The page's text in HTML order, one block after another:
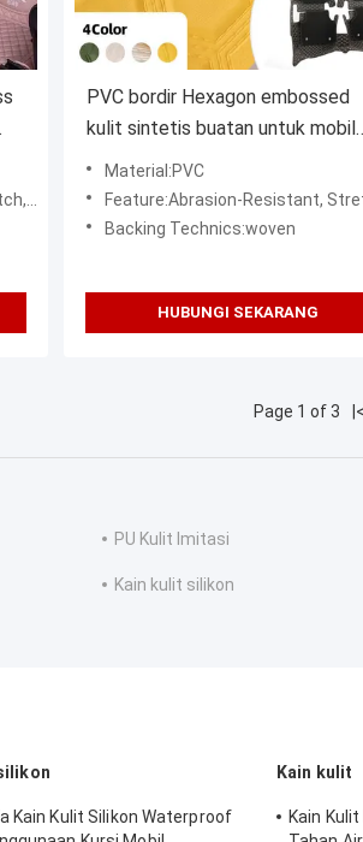
proof
PVC bordir Hexagon embossed
kulit sintetis buatan untuk mobil
kaki kursi mobil sofa dekorasi tas
kain kulit palsu
Material:PVC
Feature:Abrasion-Resistant, Stretch, water resistant, Waterproof,
Backing Technics:woven
HUBUNGI SEKARANG
Page 1 of 3 |<
PU Kulit Imitasi
Kain kulit silikon
Kain Kulit Silikon Waterproof
Kain kulit
Kain